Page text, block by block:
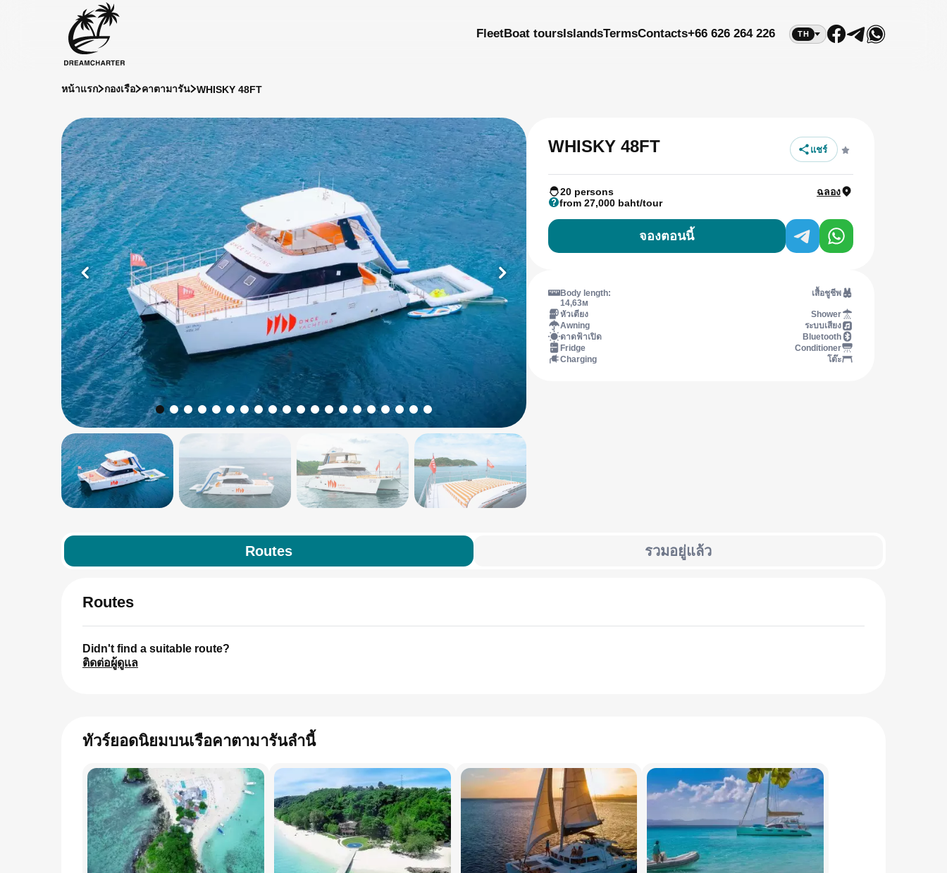
FleetBoat toursIslandsTermsContacts+66 626 264 226 TH
หน้าแรก กองเรือ คาตามารัน WHISKY 48FT
WHISKY 48FT แชร์
20 persons
ฉลอง
from 27,000 baht/tour
จองตอนนี้
Body length:
14,63м
เสื้อชูชีพ
หัวเตียง
Shower
Awning
ระบบเสียง
ดาดฟ้าเปิด
Bluetooth
Fridge
Conditioner
Charging
โต๊ะ
Routes รวมอยู่แล้ว
Routes
Didn't find a suitable route?
ติดต่อผู้ดูแล
ทัวร์ยอดนิยมบนเรือคาตามารันลำนี้